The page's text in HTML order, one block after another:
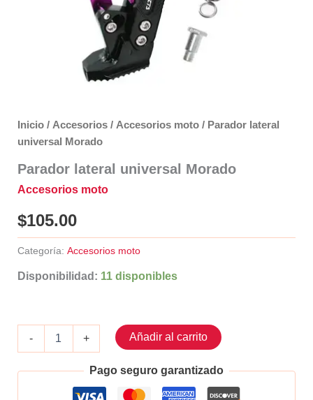
Inicio/ Accesorios/ Accesorios moto/ Parador lateral
universal Morado
Parador lateral universal Morado
Accesorios moto
$105.00
Categoría: Accesorios moto
Disponibilidad: 11 disponibles
-
Morado
+ Añadir al carrito
Pago seguro garantizado